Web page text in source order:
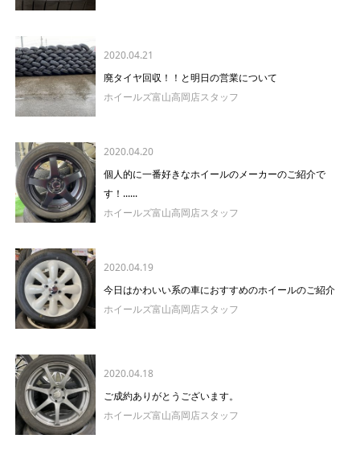
2020.04.21
廃タイヤ回収！！と明日の営業について
ホイールズ富山高岡店スタッフ
2020.04.20
個人的に一番好きなホイールのメーカーのご紹介で
す！......
ホイールズ富山高岡店スタッフ
2020.04.19
今日はかわいい系の車におすすめのホイールのご紹介
ホイールズ富山高岡店スタッフ
2020.04.18
ご成約ありがとうございます。
ホイールズ富山高岡店スタッフ